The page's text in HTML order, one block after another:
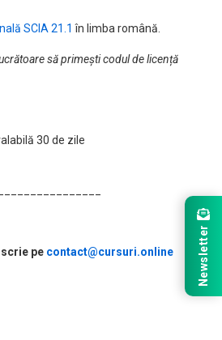
SCIA 21.1 în limba română.
să primești codul de licență
30 de zile
pe contact@cursuri.online Newsletter